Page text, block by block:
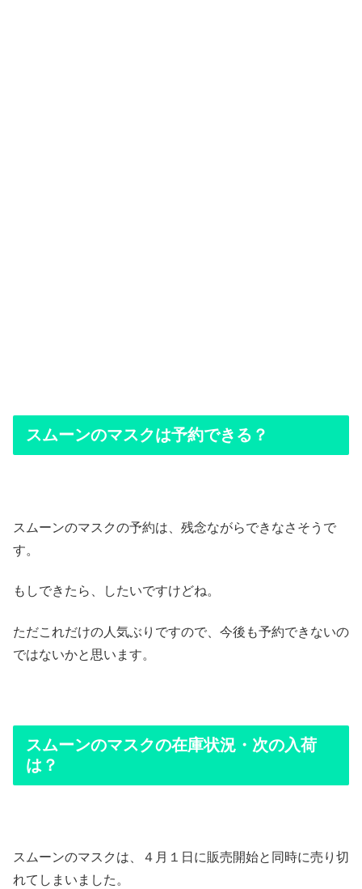
スムーンのマスクは予約できる？
スムーンのマスクの予約は、残念ながらできなさそうで
す。
もしできたら、したいですけどね。
ただこれだけの人気ぶりですので、今後も予約できないの
ではないかと思います。
スムーンのマスクの在庫状況・次の入荷
は？
スムーンのマスクは、４月１日に販売開始と同時に売り切
れてしまいました。